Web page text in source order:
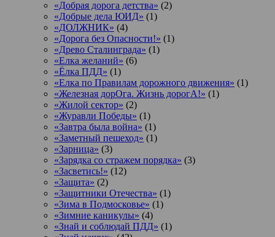
«Добрая дорога детства» (2)
«Добрые дела ЮИД» (1)
«ДОЛЖНИК» (4)
«Дорога без Опасности!» (1)
«Древо Сталинграда» (1)
«Елка желаний» (6)
«Ёлка ПДД» (1)
«Елка по Правилам дорожного движения» (1)
«Железная дорОга. Жизнь дорогА!» (1)
«Жилой сектор» (2)
«Журавли Победы» (1)
«Завтра была война» (1)
«Заметный пешеход» (1)
«Зарница» (3)
«Зарядка со стражем порядка» (3)
«Засветись!» (12)
«Защита» (2)
«Защитники Отечества» (1)
«Зима в Подмосковье» (1)
«Зимние каникулы» (4)
«Знай и соблюдай ПДД» (1)